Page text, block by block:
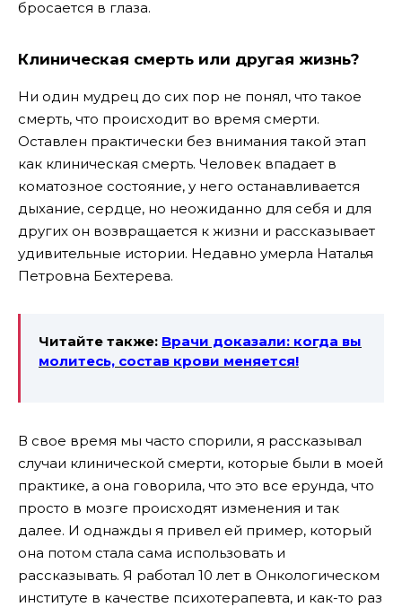
бросается в глаза.
Клиническая смерть или другая жизнь?
Ни один мудрец до сих пор не понял, что такое
смерть, что происходит во время смерти.
Оставлен практически без внимания такой этап
как клиническая смерть. Человек впадает в
коматозное состояние, у него останавливается
дыхание, сердце, но неожиданно для себя и для
других он возвращается к жизни и рассказывает
удивительные истории. Недавно умерла Наталья
Петровна Бехтерева.
Читайте также: Врачи доказали: когда вы
молитесь, состав крови меняется!
В свое время мы часто спорили, я рассказывал
случаи клинической смерти, которые были в моей
практике, а она говорила, что это все ерунда, что
просто в мозге происходят изменения и так
далее. И однажды я привел ей пример, который
она потом стала сама использовать и
рассказывать. Я работал 10 лет в Онкологическом
институте в качестве психотерапевта, и как-то раз